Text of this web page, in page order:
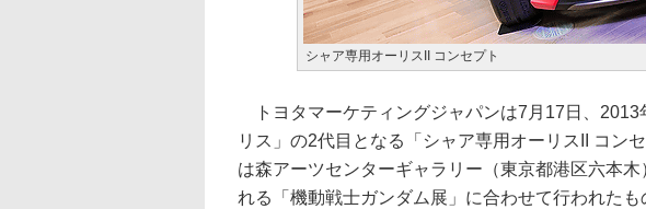
シャア専用オーリスII コンセプト
トヨタマーケティングジャパンは7月17日、2013
リス」の2代目となる「シャア専用オーリスII コン
は森アーツセンターギャラリー（東京都港区六本
れる「機動戦士ガンダム展」に合わせて行われたも